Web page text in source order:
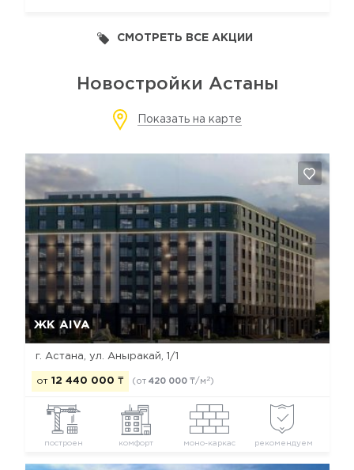
СМОТРЕТЬ ВСЕ АКЦИИ
Новостройки Астаны
Показать на карте
ЖК AIVA
г. Астана, ул. Аныракай, 1/1
от 12 440 000 ₸ (от 420 000 ₸/м 2)
построен комфорт моно-каркас рекомендуем